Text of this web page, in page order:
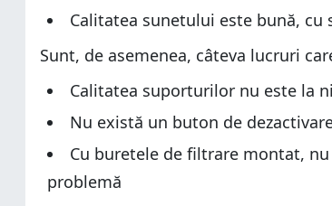
Calitatea sunetului este bună,
Sunt, de asemenea, câteva lucruri
Calitatea suporturilor nu este la
Nu există un buton de
Cu buretele de filtrare montat,
problemă